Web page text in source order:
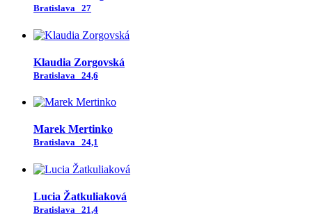
Bratislava 27
Klaudia Zorgovská
Bratislava 24,6
Marek Mertinko
Bratislava 24,1
Lucia Žatkuliaková
Bratislava 21,4